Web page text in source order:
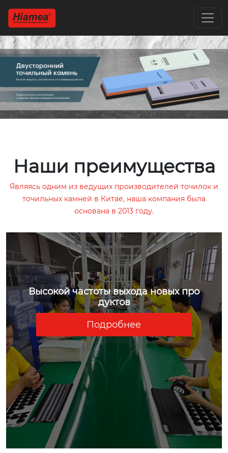
Наши преимущества
Являясь одним из ведущих производителей точилок и
точильных камней в Китае, наша компания была
основана в 2013 году.
Высокой частоты выхода новых про
дуктов
Подробнее